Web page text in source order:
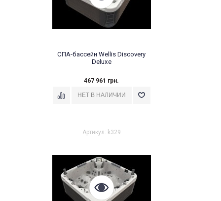
СПА-бассейн Wellis Discovery
Deluxe
467 961 грн.
Артикул: k329